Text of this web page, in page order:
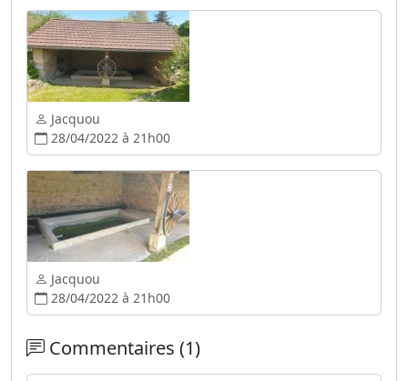
Jacquou
28/04/2022 à 21h00
Jacquou
28/04/2022 à 21h00
Commentaires (1)